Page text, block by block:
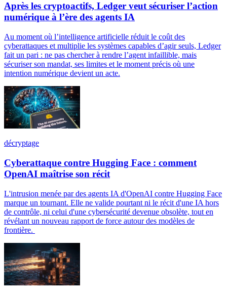
Après les cryptoactifs, Ledger veut sécuriser l’action
numérique à l’ère des agents IA
Au moment où l’intelligence artificielle réduit le coût des
cyberattaques et multiplie les systèmes capables d’agir seuls, Ledger
fait un pari : ne pas chercher à rendre l’agent infaillible, mais
sécuriser son mandat, ses limites et le moment précis où une
intention numérique devient un acte.
décryptage
Cyberattaque contre Hugging Face : comment
OpenAI maîtrise son récit
L'intrusion menée par des agents IA d'OpenAI contre Hugging Face
marque un tournant. Elle ne valide pourtant ni le récit d'une IA hors
de contrôle, ni celui d'une cybersécurité devenue obsolète, tout en
révélant un nouveau rapport de force autour des modèles de
frontière.